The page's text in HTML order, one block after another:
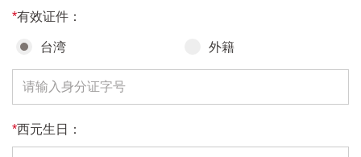
*有效证件：
台湾 外籍
*西元生日：